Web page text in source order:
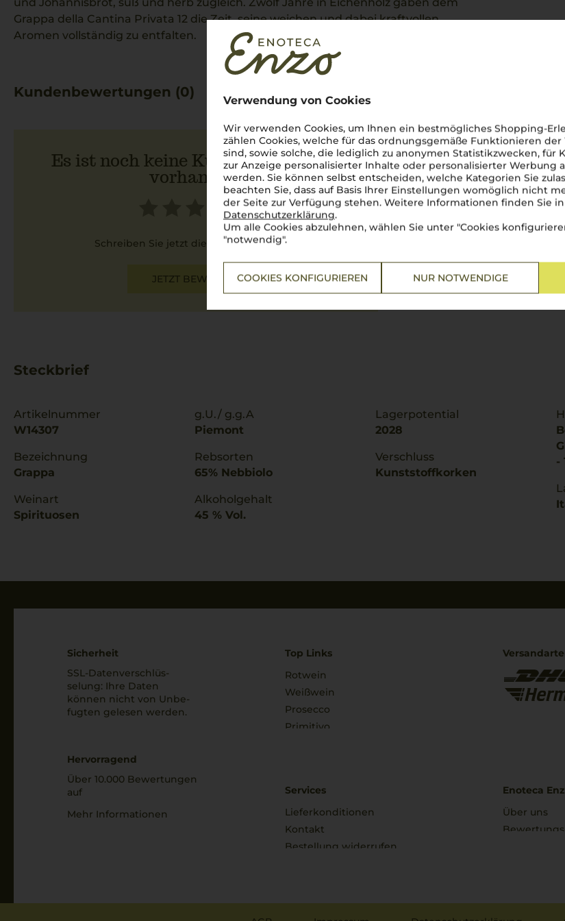
Verwendung von Cookies
Wir verwenden Cookies, um Ihnen ein bestmögliches Shopping-
zählen Cookies, welche für das ordnungsgemäße Funktionieren
sind, sowie solche, die lediglich zu anonymen Statistikzwecken, für
zur Anzeige personalisierter Inhalte oder personalisierter Werbung
werden. Sie können selbst entscheiden, welche Kategorien Sie
beachten Sie, dass auf Basis Ihrer Einstellungen womöglich nicht
der Seite zur Verfügung stehen. Weitere Informationen finden Sie
Datenschutzerklärung.
Um alle Cookies abzulehnen, wählen Sie unter "Cookies
"notwendig".
COOKIES KONFIGURIEREN NUR NOTWENDIGE
Grappa della Cantina Privata 12 die Zeit, seine weichen und dabei kraftvollen
Aromen vollständig zu entfalten.
Kundenbewertungen (0)
Es ist noch keine Kundenbewertung
vorhanden.
Schreiben Sie jetzt die erste Bewertung!
JETZT BEWERTEN
Steckbrief
Artikelnummer
W14307
Bezeichnung
Grappa
Weinart
Spirituosen
g.U./ g.g.A
Piemont
Rebsorten
65% Nebbiolo
Alkoholgehalt
45 % Vol.
Lagerpotential
2028
Verschluss
Kunststoffkorken
-
Sicherheit
SSL-Daten­verschlüs­
selung: Ihre Daten
können nicht von Unbe­
fugten gelesen werden.
Hervorragend
Über 10.000 Bewertungen
auf
Mehr Informationen
Top Links
Rotwein
Weißwein
Prosecco
Primitivo
Services
Lieferkonditionen
Kontakt
Bestellung widerrufen
Enoteca
Über uns